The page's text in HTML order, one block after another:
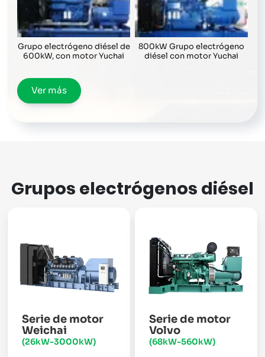
Grupo electrógeno diésel de
600kW, con motor Yuchai
800kW Grupo electrógeno
diésel con motor Yuchai
Ver más
Grupos electrógenos diésel
Serie de motor
Weichai
(26kW-3000kW)
Serie de motor
Volvo
(68kW-560kW)